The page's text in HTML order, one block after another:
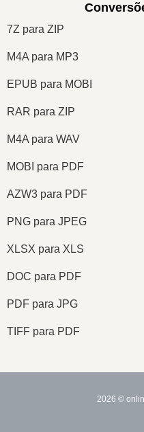
7Z para ZIP
M4A para MP3
EPUB para MOBI
RAR para ZIP
M4A para WAV
MOBI para PDF
AZW3 para PDF
PNG para JPEG
XLSX para XLS
DOC para PDF
PDF para JPG
TIFF para PDF
2026 ©